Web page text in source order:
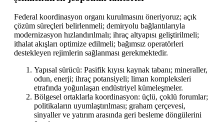
Federal koordinasyon organı kurulmasını öneriyoruz; açık
çözüm süreçleri belirlenmeli; demiryolu bağlantılarıyla
modernizasyon hızlandırılmalı; ihraç altyapısı geliştirilmeli;
ithalat akışları optimize edilmeli; bağımsız operatörleri
destekleyen rejimlerin sağlanması gerekmektedir.
Yapısal sürücü: Pasifik kıyısı kaynak tabanı; mineraller,
odun, enerji; ihraç potansiyeli; liman kompleksleri
etrafında yoğunlaşan endüstriyel kümeleşmeler.
Bölgesel ortaklarla koordinasyon: üçlü, çoklü forumlar;
politikaların uyumlaştırılması; graham çerçevesi,
sinyaller ve yatırım arasında geri besleme döngülerini